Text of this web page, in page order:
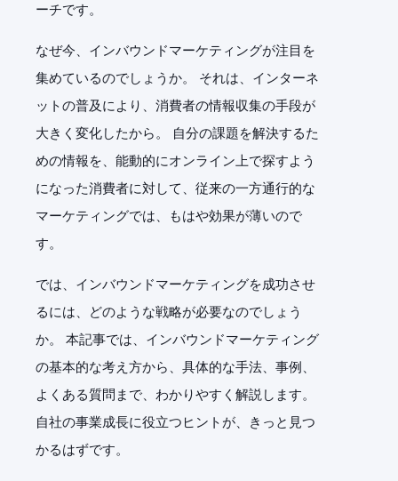
ーチです。
なぜ今、インバウンドマーケティングが注目を
集めているのでしょうか。 それは、インターネ
ットの普及により、消費者の情報収集の手段が
大きく変化したから。 自分の課題を解決するた
めの情報を、能動的にオンライン上で探すよう
になった消費者に対して、従来の一方通行的な
マーケティングでは、もはや効果が薄いので
す。
では、インバウンドマーケティングを成功させ
るには、どのような戦略が必要なのでしょう
か。 本記事では、インバウンドマーケティング
の基本的な考え方から、具体的な手法、事例、
よくある質問まで、わかりやすく解説します。
自社の事業成長に役立つヒントが、きっと見つ
かるはずです。